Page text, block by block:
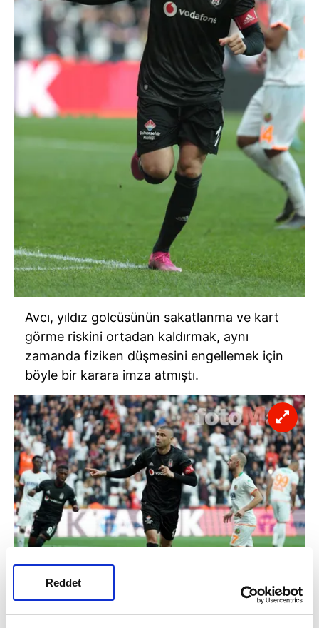
Reddet
Avcı, yıldız golcüsünün sakatlanma ve kart
görme riskini ortadan kaldırmak, aynı
zamanda fiziken düşmesini engellemek için
böyle bir karara imza atmıştı.